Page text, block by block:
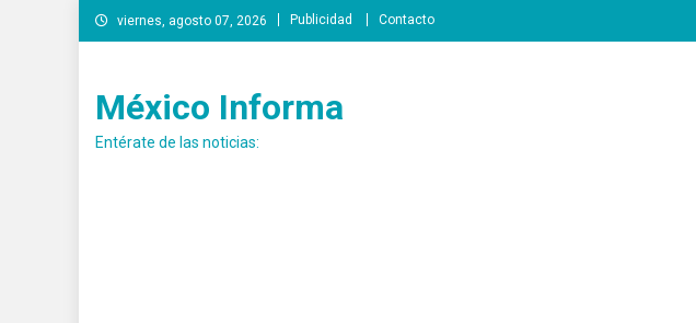
Saltar
al
viernes, agosto 07, 2026 Publicidad Contacto
México Informa
Entérate de las noticias: